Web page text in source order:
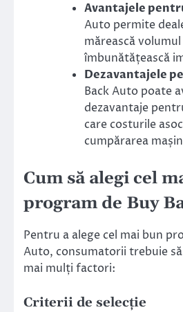
Avantajele
Auto permite
mărească
îmbunătățească
Dezavantajele
Back Auto poate
dezavantaje
care costurile
cumpărarea
Cum să alegi cel
program de Buy
Pentru a alege cel mai bun
Auto, consumatorii trebuie
mai mulți factori:
Criterii de selecție